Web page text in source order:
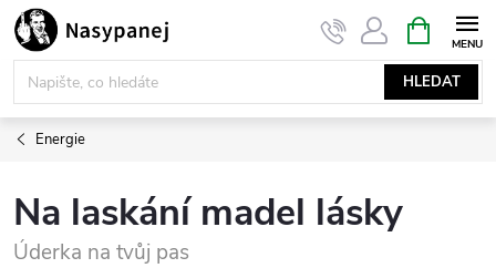
Přejít
na
obsah
HLEDAT
NÁKUPNÍ
KOŠÍK
Energie
Na laskání madel lásky
Úderka na tvůj pas